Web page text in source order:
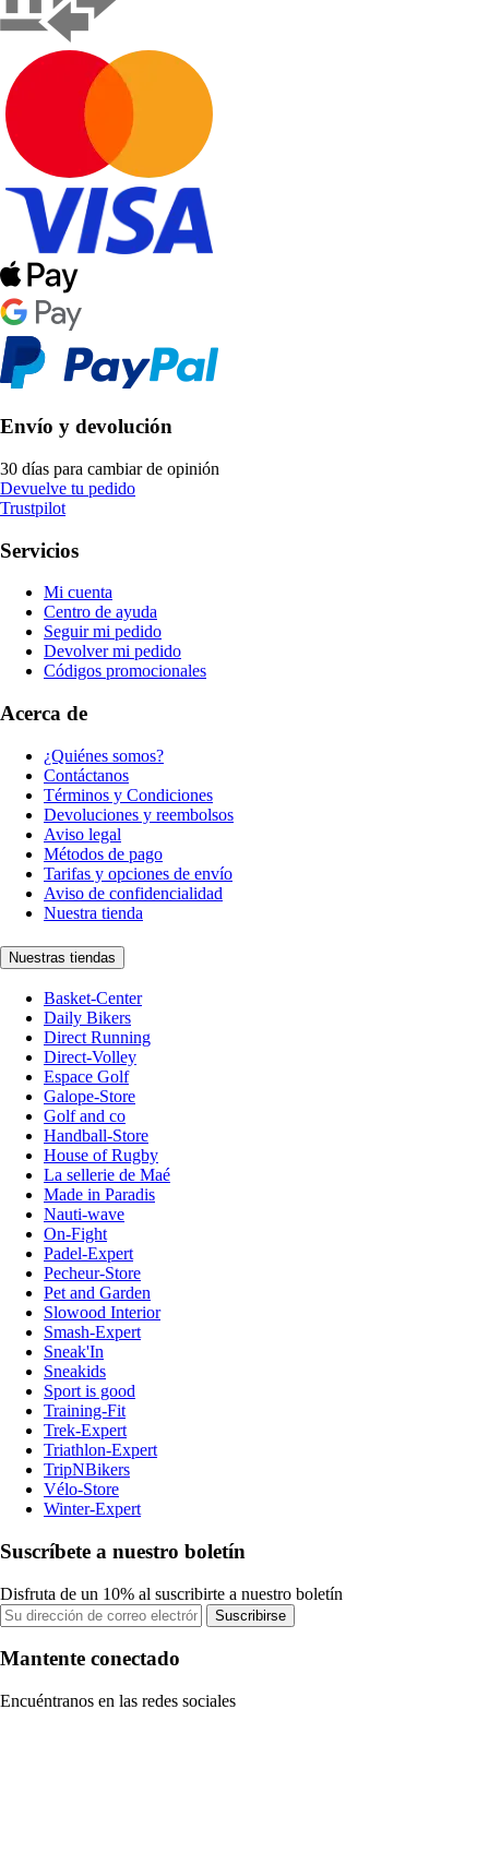
Envío y devolución
30 días para cambiar de opinión
Devuelve tu pedido
Trustpilot
Servicios
Mi cuenta
Centro de ayuda
Seguir mi pedido
Devolver mi pedido
Códigos promocionales
Acerca de
¿Quiénes somos?
Contáctanos
Términos y Condiciones
Devoluciones y reembolsos
Aviso legal
Métodos de pago
Tarifas y opciones de envío
Aviso de confidencialidad
Nuestra tienda
Nuestras tiendas
Basket-Center
Daily Bikers
Direct Running
Direct-Volley
Espace Golf
Galope-Store
Golf and co
Handball-Store
House of Rugby
La sellerie de Maé
Made in Paradis
Nauti-wave
On-Fight
Padel-Expert
Pecheur-Store
Pet and Garden
Slowood Interior
Smash-Expert
Sneak'In
Sneakids
Sport is good
Training-Fit
Trek-Expert
Triathlon-Expert
TripNBikers
Vélo-Store
Winter-Expert
Suscríbete a nuestro boletín
Disfruta de un 10% al suscribirte a nuestro boletín
Suscribirse
Mantente conectado
Encuéntranos en las redes sociales